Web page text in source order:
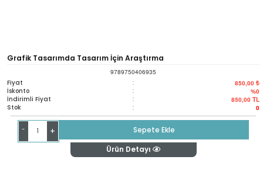
Grafik Tasarımda Tasarım İçin Araştırma
9789750406935
Fiyat : 850,00 ₺
İskonto : %0
İndirimli Fiyat : 850,00 TL
Stok : 0
- +
Sepete Ekle
Ürün Detayı